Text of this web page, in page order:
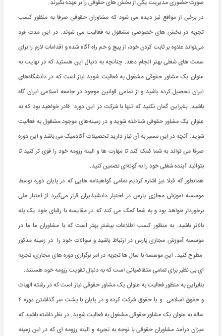
صورت حضوری مدیریت یکی از بخش های حقوقی را بر عهده بگیرند.
در برخی از مواقع نیز دیده می شود که مشاوران حقوقی صرفا به منظور کسب
تجربه در بخش های خصوصی مشغول به فعالیت می شوند. در این مدت فرد
می‌تواند علاوه بر ثابت کردن خود، از پیچ و خم راه آگاه شده و اقدامات لازم را برای
سمت های شغلی بهتر انجام دهد. چنانچه به دنبال این هستید که در نهایت به
عنوان یک مشاور حقوقی مشغول به فعالیت شوید نیاز است که در دانشگاه‌های
ایران تحصیل کرده باشید و از تمامی قوانین موجود در جامعه اسلامی ایران گاه
باشید. بنابراین گمان نکنید که تنها با شرکت در این دوره قادر خواهید بود که به
عنوان یک مشاور حقوقی شناخته شوید و در زمینه‌های موجود مشغول به فعالیت
شوید. آنچه در این مسیر به آن نیاز دارید تحصیلات آکادمیک می باشد و این دوره
صرفا می تواند به شما کمک کند تا مهارت ها و البته رزومه خود را قوی تر کنید تا
بتوانید آینده شغلی خود را به گونه‌ای تضمین کنید.
همانطور که قبلا نیز اشاره کردیم تمامی گواهینامه هایی که در پایان دوره توسط
موسسه آموزش مجازی پارس در اختیار دانشپذیران قرار می‌گیرد از اعتبار ملی
برخوردار خواهد بود و به شما کمک می کند که در مقایسه با رقبای خود یک پله
بالاتر باشید. به منظور کسب اطلاعات بیشتر بهتر است که با مشاوران ما ما در
موسسه آموزش مجازی پارس در ارتباط باشید و سوالات خود را در زمینه مذکور
مطرح کنید. این موسسه با سال ها تجربه در امر برگزاری دوره های مجازی، تجربه
ای بی نظیر برای تمامی متقاضیانی است که به دنبال تقویت رزومه خود هستند.
بنابراین به منظور فعالیت به عنوان یک مشاور حقوقی نیاز است که در رشته الهیات
و حقوق اسلامی و یا حقوق شرکت کرده و در پایان با پشت سر گذاشتن دوره ۴
ساله به عنوان یک مشاور حقوقی مشغول به فعالیت شوید. در نظر داشته باشید که
میزان درآمد مشاوران حقوقی با توجه به تجربه و البته رزومه ای که در این زمینه